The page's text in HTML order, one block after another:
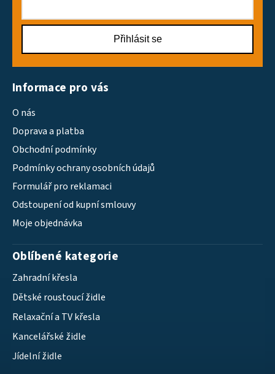
Přihlásit se
Informace pro vás
O nás
Doprava a platba
Obchodní podmínky
Podmínky ochrany osobních údajů
Formulář pro reklamaci
Odstoupení od kupní smlouvy
Moje objednávka
Oblíbené kategorie
Zahradní křesla
Dětské roustoucí židle
Relaxační a TV křesla
Kancelářské židle
Jídelní židle